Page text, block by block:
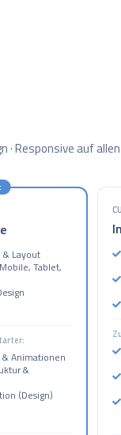
· Responsive auf
& Layout
Tablet,
Animationen
&
(Design)